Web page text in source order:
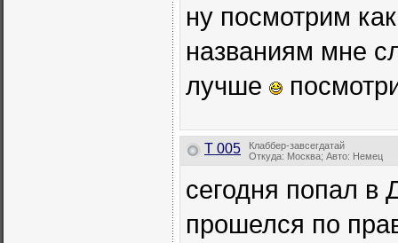
ну посмотрим
названиям мне
лучше
T 005
Клаббер-завсегдатай
Откуда: Москва; Авто: Немец
сегодня попал в
прошелся по